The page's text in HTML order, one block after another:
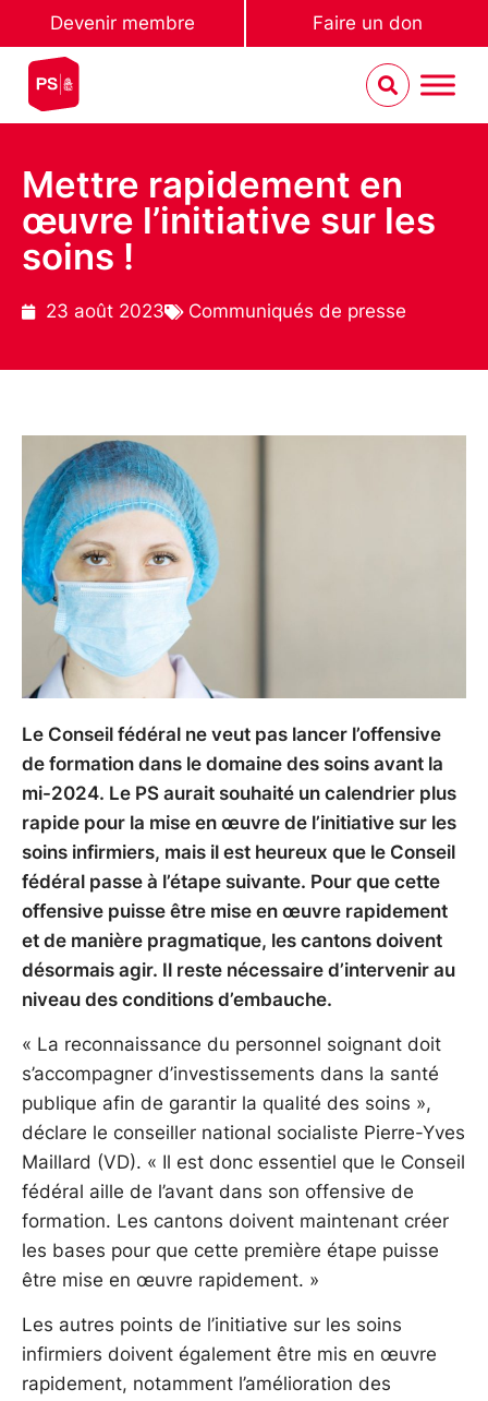
Devenir membre Faire un don
Mettre rapidement en
œuvre l’initiative sur les
soins !
23 août 2023 Communiqués de presse
Le Conseil fédéral ne veut pas lancer l’offensive
de formation dans le domaine des soins avant la
mi-2024. Le PS aurait souhaité un calendrier plus
rapide pour la mise en œuvre de l’initiative sur les
soins infirmiers, mais il est heureux que le Conseil
fédéral passe à l’étape suivante. Pour que cette
offensive puisse être mise en œuvre rapidement
et de manière pragmatique, les cantons doivent
désormais agir. Il reste nécessaire d’intervenir au
niveau des conditions d’embauche.
« La reconnaissance du personnel soignant doit
s’accompagner d’investissements dans la santé
publique afin de garantir la qualité des soins »,
déclare le conseiller national socialiste Pierre-Yves
Maillard (VD). « Il est donc essentiel que le Conseil
fédéral aille de l’avant dans son offensive de
formation. Les cantons doivent maintenant créer
les bases pour que cette première étape puisse
être mise en œuvre rapidement. »
Les autres points de l’initiative sur les soins
infirmiers doivent également être mis en œuvre
rapidement, notamment l’amélioration des